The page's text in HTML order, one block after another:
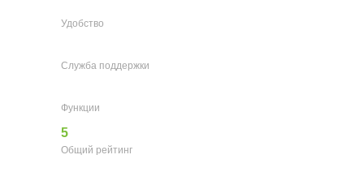
Удобство
Служба поддержки
Функции
5
Общий рейтинг